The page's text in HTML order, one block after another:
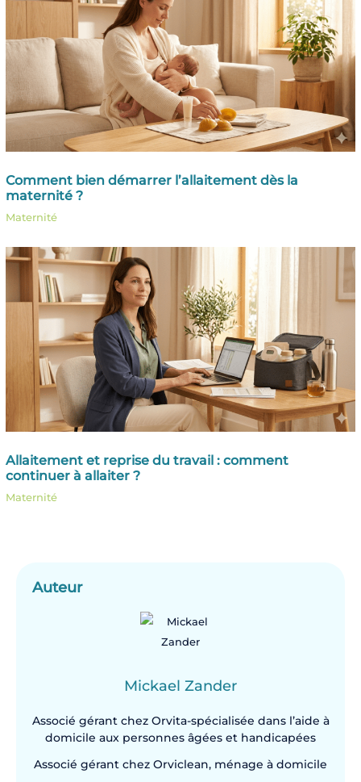
Comment bien démarrer l’allaitement dès la
maternité ?
Maternité
Allaitement et reprise du travail : comment
continuer à allaiter ?
Maternité
Auteur
Mickael Zander
Associé gérant chez Orvita-spécialisée dans l’aide à
domicile aux personnes âgées et handicapées
Associé gérant chez Orviclean, ménage à domicile